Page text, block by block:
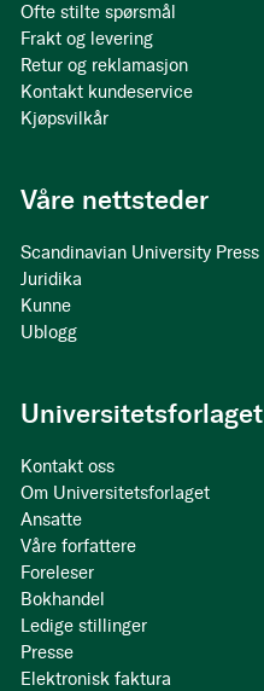
Ofte stilte spørsmål
Frakt og levering
Retur og reklamasjon
Kontakt kundeservice
Kjøpsvilkår
Våre nettsteder
Scandinavian University Press
Juridika
Kunne
Ublogg
Universitetsforlaget
Kontakt oss
Om Universitetsforlaget
Ansatte
Våre forfattere
Foreleser
Bokhandel
Ledige stillinger
Presse
Elektronisk faktura